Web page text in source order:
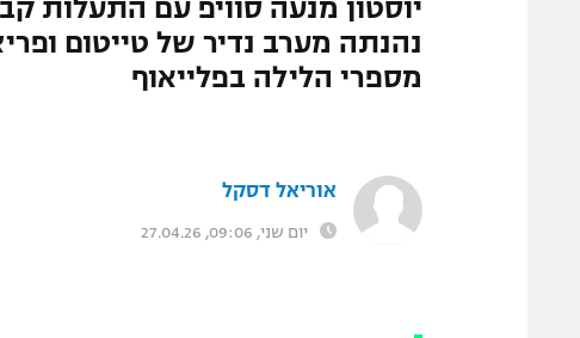
יוסטון מנעה סוויפ עם התעלות
נהנתה מערב נדיר של טייטום
מספרי הלילה בפלייאוף
אוריאל דסקל
יום שני, 09:06, 27.04.26